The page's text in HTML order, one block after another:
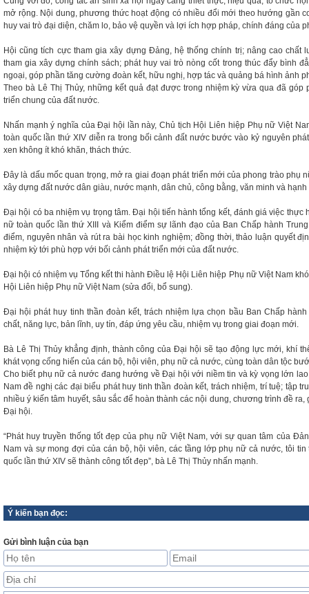
mở rộng. Nội dung, phương thức hoạt động có nhiều đổi mới theo hướng gần
huy vai trò đại diện, chăm lo, bảo vệ quyền và lợi ích hợp pháp, chính đáng của
Hội cũng tích cực tham gia xây dựng Đảng, hệ thống chính trị; nâng cao chất
tham gia xây dựng chính sách; phát huy vai trò nòng cốt trong thúc đẩy bình
ngoại, góp phần tăng cường đoàn kết, hữu nghị, hợp tác và quảng bá hình ảnh
Theo bà Lê Thị Thủy, những kết quả đạt được trong nhiệm kỳ vừa qua đã góp
triển chung của đất nước.
Nhấn mạnh ý nghĩa của Đại hội lần này, Chủ tịch Hội Liên hiệp Phụ nữ Việt
toàn quốc lần thứ XIV diễn ra trong bối cảnh đất nước bước vào kỷ nguyên
xen không ít khó khăn, thách thức.
Đây là dấu mốc quan trọng, mở ra giai đoạn phát triển mới của phong trào phụ
xây dựng đất nước dân giàu, nước mạnh, dân chủ, công bằng, văn minh và hạnh
Đại hội có ba nhiệm vụ trọng tâm. Đại hội tiến hành tổng kết, đánh giá việc
nữ toàn quốc lần thứ XIII và Kiểm điểm sự lãnh đạo của Ban Chấp hành
điểm, nguyên nhân và rút ra bài học kinh nghiệm; đồng thời, thảo luận quyết
nhiệm kỳ tới phù hợp với bối cảnh phát triển mới của đất nước.
Đại hội có nhiệm vụ Tổng kết thi hành Điều lệ Hội Liên hiệp Phụ nữ Việt Nam
Hội Liên hiệp Phụ nữ Việt Nam (sửa đổi, bổ sung).
Đại hội phát huy tinh thần đoàn kết, trách nhiệm lựa chọn bầu Ban Chấp
chất, năng lực, bản lĩnh, uy tín, đáp ứng yêu cầu, nhiệm vụ trong giai đoạn mới.
Bà Lê Thị Thủy khẳng định, thành công của Đại hội sẽ tạo động lực mới, khí
khát vọng cống hiến của cán bộ, hội viên, phụ nữ cả nước, cùng toàn dân tộc
Cho biết phụ nữ cả nước đang hướng về Đại hội với niềm tin và kỳ vọng lớn
Nam đề nghị các đại biểu phát huy tinh thần đoàn kết, trách nhiệm, trí tuệ; tập
nhiều ý kiến tâm huyết, sâu sắc để hoàn thành các nội dung, chương trình đề
Đại hội.
“Phát huy truyền thống tốt đẹp của phụ nữ Việt Nam, với sự quan tâm của
Nam và sự mong đợi của cán bộ, hội viên, các tầng lớp phụ nữ cả nước, tôi
quốc lần thứ XIV sẽ thành công tốt đẹp”, bà Lê Thị Thủy nhấn mạnh.
Ý kiến bạn đọc:
Gửi bình luận của bạn